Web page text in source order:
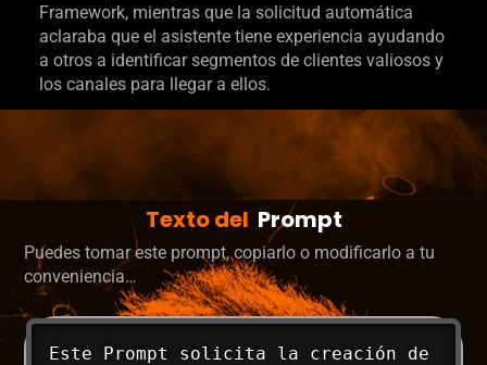
Framework, mientras que la solicitud automática
aclaraba que el asistente tiene experiencia ayudando
a otros a identificar segmentos de clientes valiosos y
los canales para llegar a ellos.
Texto del Prompt
Puedes tomar este prompt, copiarlo o modificarlo a tu
conveniencia…
Este Prompt solicita la creación de